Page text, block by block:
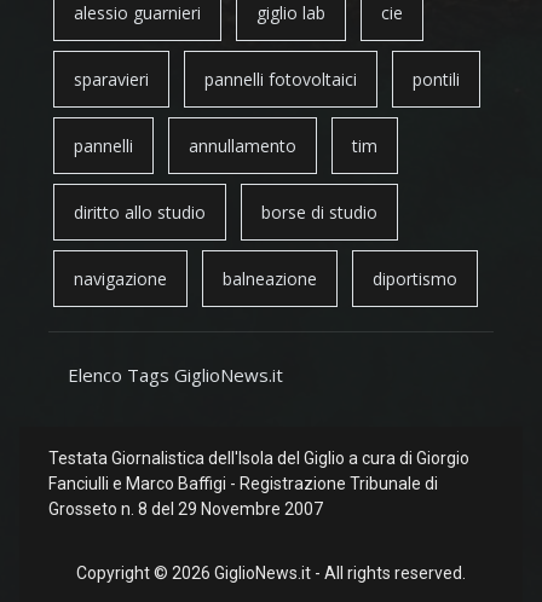
alessio guarnieri giglio lab cie
sparavieri pannelli fotovoltaici pontili
pannelli annullamento tim
diritto allo studio borse di studio
navigazione balneazione diportismo
Elenco Tags GiglioNews.it
Testata Giornalistica dell'Isola del Giglio a cura di Giorgio
Fanciulli e Marco Baffigi - Registrazione Tribunale di
Grosseto n. 8 del 29 Novembre 2007
Copyright © 2026 GiglioNews.it - All rights reserved.